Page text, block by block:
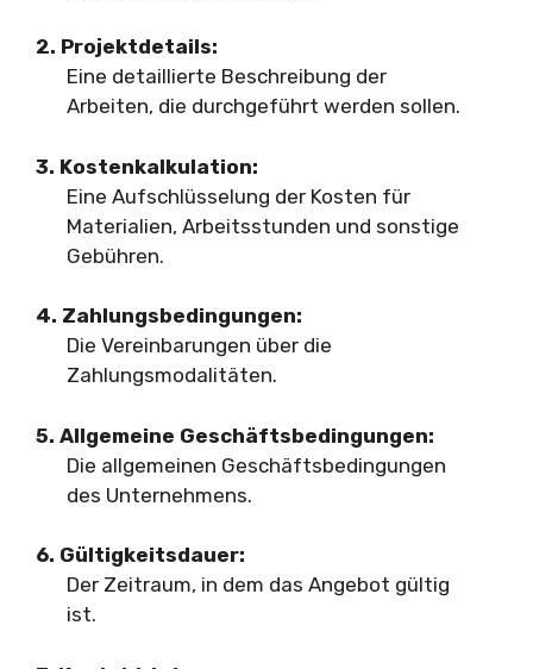
2. Projektdetails:
Eine detaillierte Beschreibung der
Arbeiten, die durchgeführt werden sollen.
3. Kostenkalkulation:
Eine Aufschlüsselung der Kosten für
Materialien, Arbeitsstunden und sonstige
Gebühren.
4. Zahlungsbedingungen:
Die Vereinbarungen über die
Zahlungsmodalitäten.
5. Allgemeine Geschäftsbedingungen:
Die allgemeinen Geschäftsbedingungen
des Unternehmens.
6. Gültigkeitsdauer:
Der Zeitraum, in dem das Angebot gültig
ist.